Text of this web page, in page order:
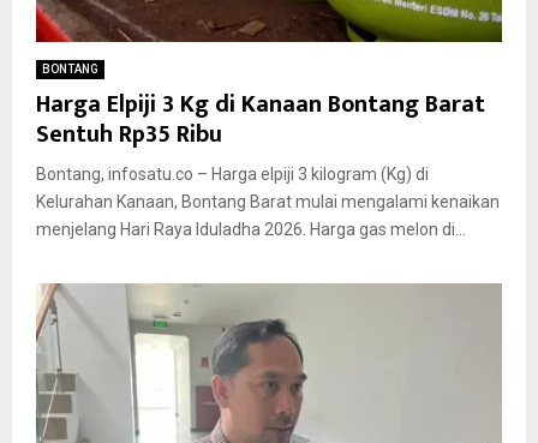
BONTANG
Harga Elpiji 3 Kg di Kanaan Bontang Barat
Sentuh Rp35 Ribu
Bontang, infosatu.co – Harga elpiji 3 kilogram (Kg) di
Kelurahan Kanaan, Bontang Barat mulai mengalami kenaikan
menjelang Hari Raya Iduladha 2026. Harga gas melon di...